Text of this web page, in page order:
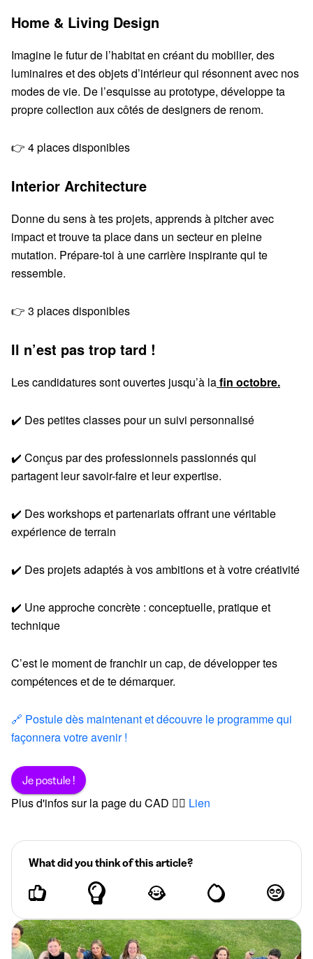
Home & Living Design
Imagine le futur de l’habitat en créant du mobilier, des
luminaires et des objets d’intérieur qui résonnent avec nos
modes de vie. De l’esquisse au prototype, développe ta
propre collection aux côtés de designers de renom.
👉 4 places disponibles
Interior Architecture
Donne du sens à tes projets, apprends à pitcher avec
impact et trouve ta place dans un secteur en pleine
mutation. Prépare-toi à une carrière inspirante qui te
ressemble.
👉 3 places disponibles
Il n’est pas trop tard !
Les candidatures sont ouvertes jusqu’à lafin octobre.
✔️ Des petites classes pour un suivi personnalisé
✔️ Conçus par des professionnels passionnés qui
partagent leur savoir-faire et leur expertise.
✔️ Des workshops et partenariats offrant une véritable
expérience de terrain
✔️ Des projets adaptés à vos ambitions et à votre créativité
✔️ Une approche concrète : conceptuelle, pratique et
technique
C’est le moment de franchir un cap, de développer tes
compétences et de te démarquer.
🔗 Postule dès maintenant et découvre le programme qui
façonnera votre avenir !
Je postule !
Plus d'infos sur la page du CAD 👉🏻 Lien
What did you think of this article?